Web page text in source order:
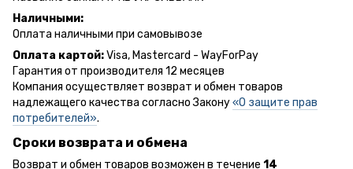
Наличными:
Оплата наличными при самовывозе
Оплата картой:Visa, Mastercard - WayForPay
Гарантия от производителя 12 месяцев
Компания осуществляет возврат и обмен товаров
надлежащего качества согласно Закону«О защите прав
потребителей».
Сроки возврата и обмена
Возврат и обмен товаров возможен в течение 14